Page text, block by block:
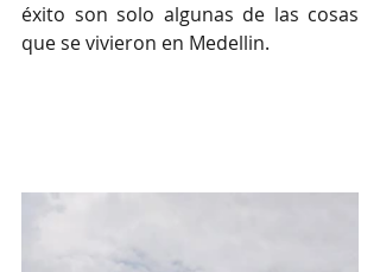
éxito son solo algunas de las cosas
que se vivieron en Medellin.